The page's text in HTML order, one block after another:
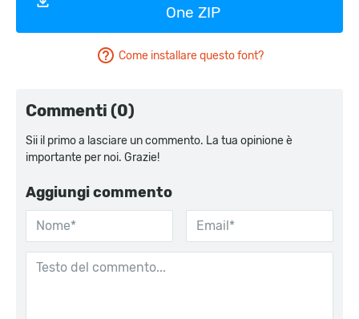
One ZIP
Come installare questo font?
Commenti (0)
Sii il primo a lasciare un commento. La tua opinione è
importante per noi. Grazie!
Aggiungi commento